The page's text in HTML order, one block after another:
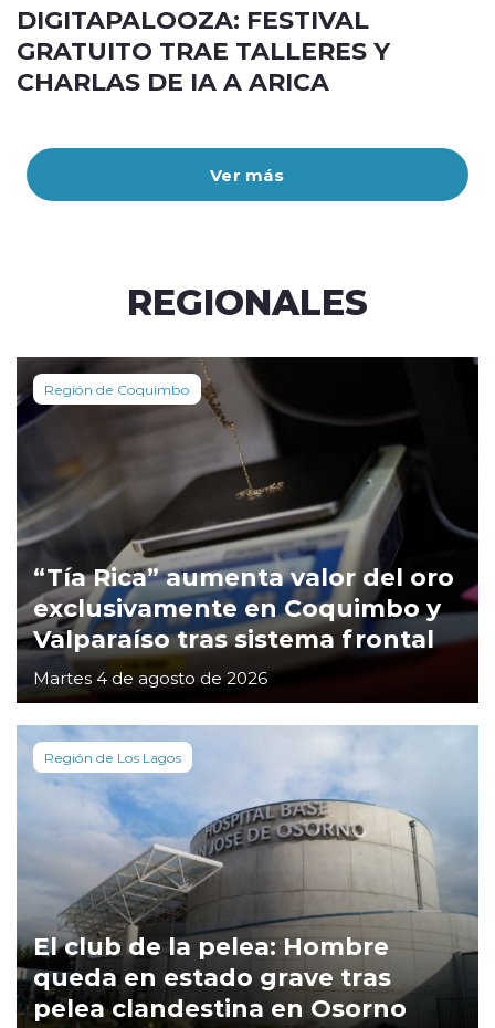
Ver más
DIGITAPALOOZA: FESTIVAL
GRATUITO TRAE TALLERES Y
CHARLAS DE IA A ARICA
REGIONALES
Región de Coquimbo
“Tía Rica” aumenta valor del oro
exclusivamente en Coquimbo y
Valparaíso tras sistema frontal
Martes 4 de agosto de 2026
Región de Los Lagos
El club de la pelea: Hombre
queda en estado grave tras
pelea clandestina en Osorno